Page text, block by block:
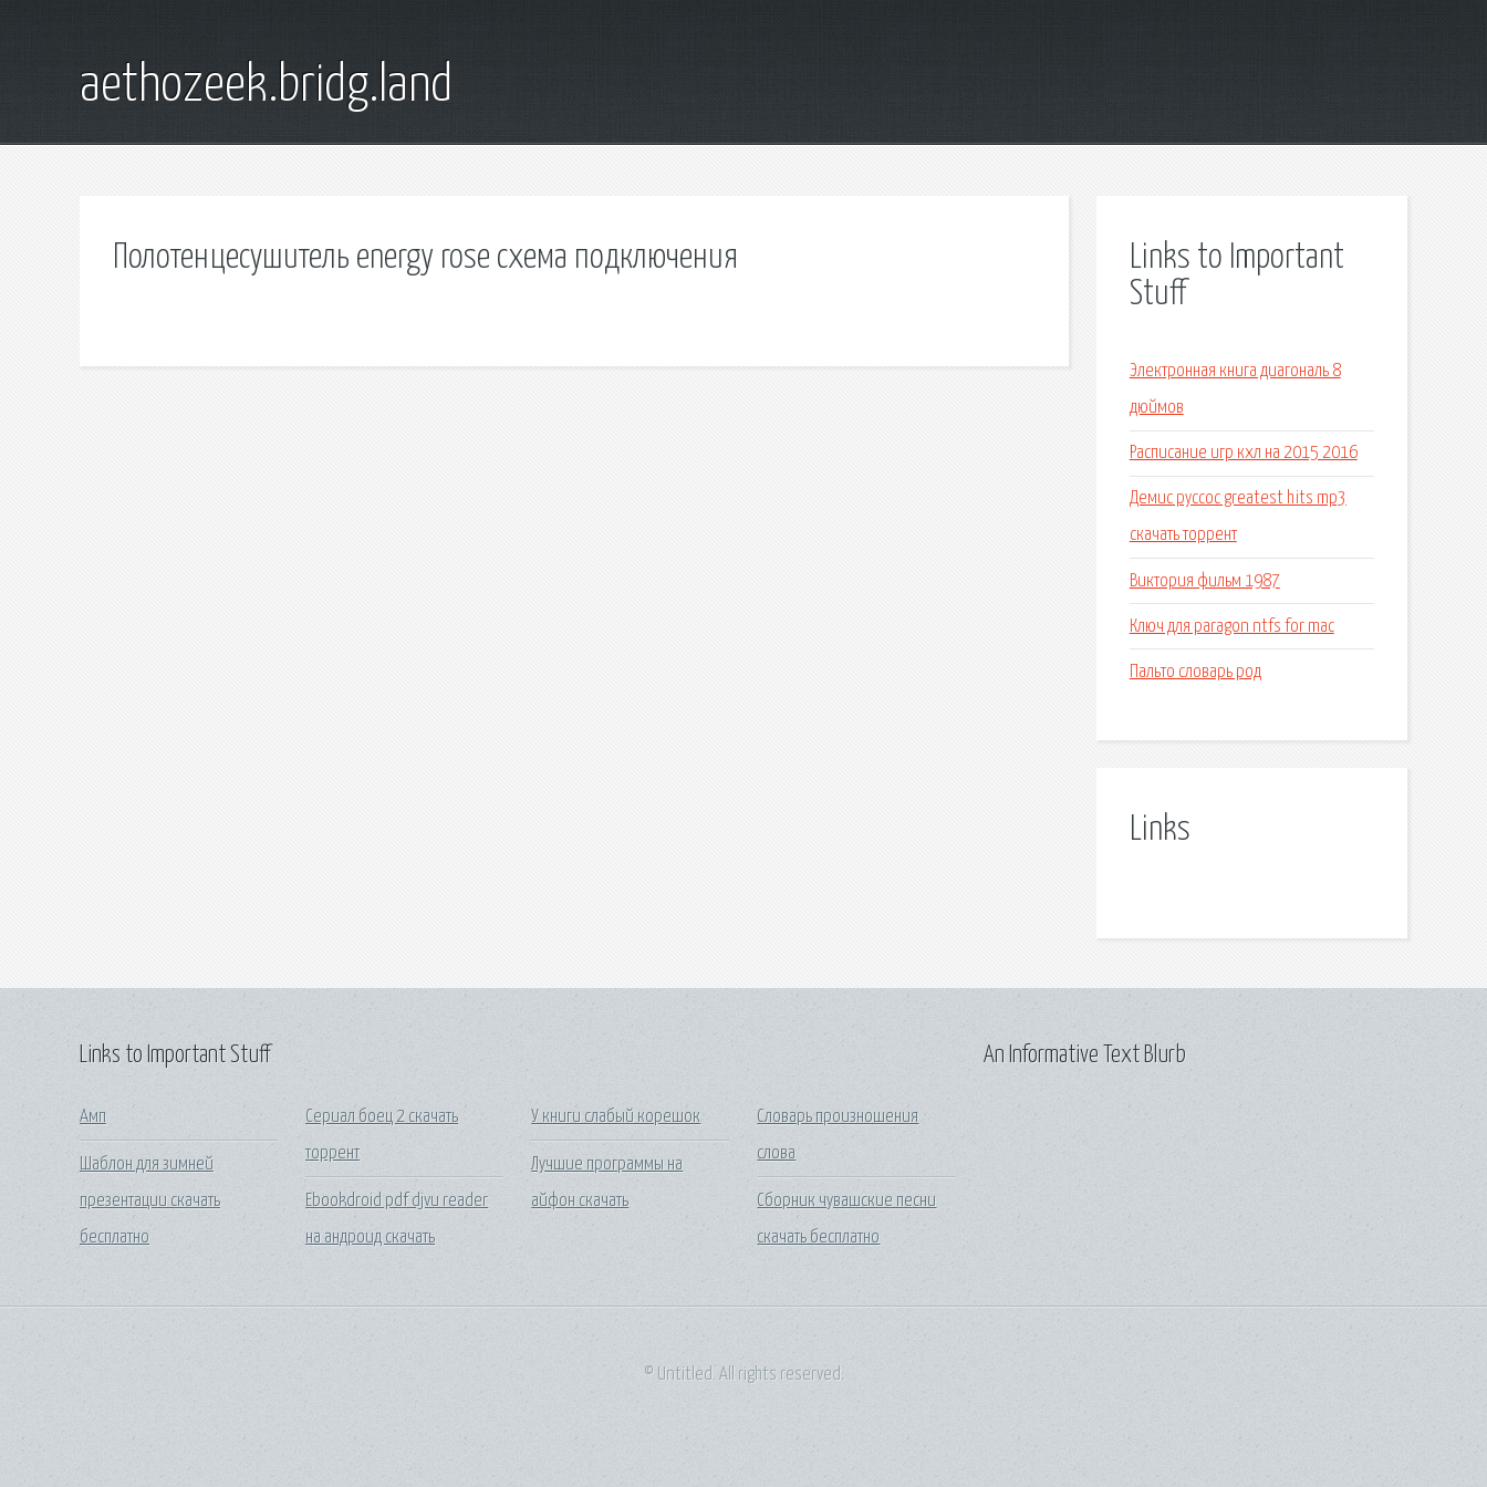
aethozeek.bridg.land
Полотенцесушитель energy rose схема подключения
Links to Important
Stuff
Электронная книга диагональ 8
дюймов
Расписание игр кхл на 2015 2016
Демис руссос greatest hits mp3
скачать торрент
Виктория фильм 1987
Ключ для paragon ntfs for mac
Пальто словарь род
Links
Links to Important Stuff
Амп
Шаблон для зимней
презентации скачать
бесплатно
Сериал боец 2 скачать
торрент
Ebookdroid pdf djvu reader
на андроид скачать
У книги слабый корешок
Лучшие программы на
айфон скачать
Словарь произношения
слова
Сборник чувашские песни
скачать бесплатно
An Informative Text Blurb
© Untitled. All rights reserved.